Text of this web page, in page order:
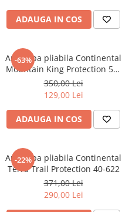
ADAUGA IN COS
-63%
Anvelopa pliabila Continental
Mountain King Protection 58-
622 (29x2.3)
350,00 Lei
129,00 Lei
ADAUGA IN COS
-22%
Anvelopa pliabila Continental
Terra Trail Protection 40-622
371,00 Lei
290,00 Lei